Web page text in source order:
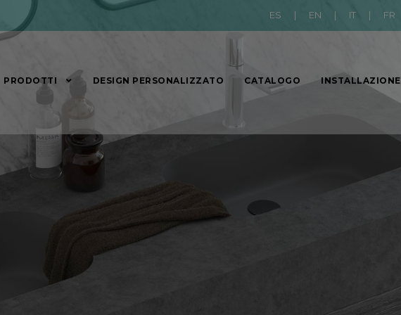
ES | EN | IT | FR
PRODOTTI DESIGN PERSONALIZZATO CATALOGO INSTALLAZIONE